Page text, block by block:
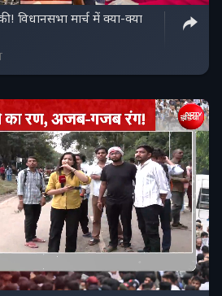
विधानसभा मार्च में क्या-क्या